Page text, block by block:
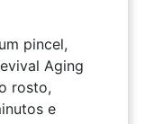
pincel,
Aging
rosto,
e